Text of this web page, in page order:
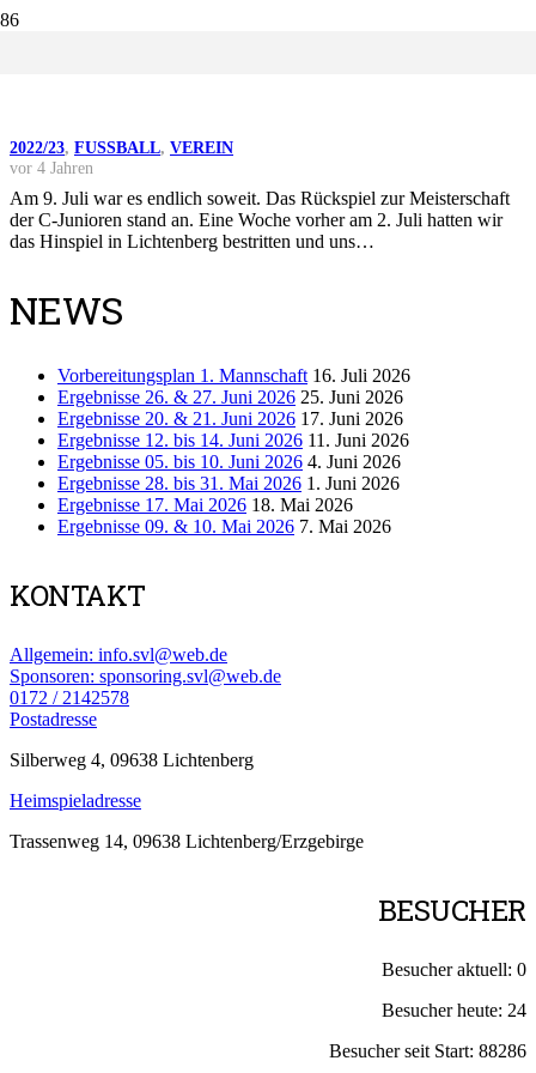
2022/23, FUSSBALL, VEREIN
vor 4 Jahren
Am 9. Juli war es endlich soweit. Das Rückspiel zur Meisterschaft
der C-Junioren stand an. Eine Woche vorher am 2. Juli hatten wir
das Hinspiel in Lichtenberg bestritten und uns…
NEWS
Vorbereitungsplan 1. Mannschaft 16. Juli 2026
Ergebnisse 26. & 27. Juni 2026 25. Juni 2026
Ergebnisse 20. & 21. Juni 2026 17. Juni 2026
Ergebnisse 12. bis 14. Juni 2026 11. Juni 2026
Ergebnisse 05. bis 10. Juni 2026 4. Juni 2026
Ergebnisse 28. bis 31. Mai 2026 1. Juni 2026
Ergebnisse 17. Mai 2026 18. Mai 2026
Ergebnisse 09. & 10. Mai 2026 7. Mai 2026
KONTAKT
Allgemein: info.svl@web.de
Sponsoren: sponsoring.svl@web.de
0172 / 2142578
Postadresse
Silberweg 4, 09638 Lichtenberg
Heimspieladresse
Trassenweg 14, 09638 Lichtenberg/Erzgebirge
BESUCHER
Besucher aktuell: 0
Besucher heute: 24
Besucher seit Start: 88286